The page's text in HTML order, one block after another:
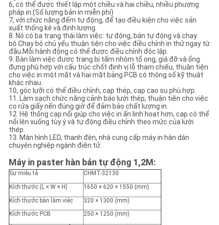
SÁCH
BẢO
MẬT
6, có thể được thiết lập một chiều và hai chiều, nhiều phương
pháp in.(Số lượng bản in miễn phí)
7, với chức năng đếm tự động, để tạo điều kiện cho việc sản
xuất thống kê và định lượng.
8. Nó có ba trạng thái làm việc: tự động, bán tự động và chạy
bộ.Chạy bộ chủ yếu thuận tiện cho việc điều chỉnh in thử ngay từ
đầu.Mỗi hành động có thể được điều chỉnh độc lập.
9. Bàn làm việc được trang bị tấm nhôm tổ ong, giá đỡ và ống
đựng phù hợp với cấu trúc chốt định vị lỗ tham chiếu, thuận tiện
cho việc in một mặt và hai mặt bảng PCB có thông số kỹ thuật
khác nhau.
10, góc lưỡi có thể điều chỉnh, cạp thép, cạp cao su phù hợp.
11. Làm sạch chức năng cảnh báo lưới thép, thuận tiện cho việc
cọ rửa giấy nến đúng giờ để đảm bảo chất lượng in.
12. Hệ thống cạp nổi giúp cho việc in ấn linh hoạt hơn, cạp có thể
nổi lên xuống tùy ý và tự động điều chỉnh theo mức của lưới
thép.
13. Màn hình LED, thanh đèn, nhà cung cấp máy in hàn dán
chuyên nghiệp ngành điện tử.
Máy in paster hàn bán tự động 1,2M:
Sự miêu tả
CHMT-32130
Kích thước (L × W × H)
1650 × 620 × 1550 (mm)
Kích thước bàn làm việc
320 × 1300 (mm)
Kích thước PCB
250 × 1250 (mm)